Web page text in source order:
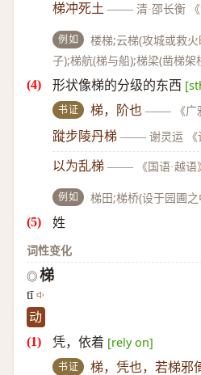
梯冲死土 —— 清·邵长衡
例如
楼梯;云梯(攻城或救
子);梯航(梯与船);梯梁(凿梯
形状像梯的分级的东西
书证 梯，阶也 —— 《广
蹝步陵丹梯 —— 谢灵运 《
以为乱梯 —— 《国语·越语
例如 梯田;梯桥(设于园圃
姓
词性变化
◎ 梯
tī
动
凭，依着 [rely on]
书证 梯，凭也，若梯邪